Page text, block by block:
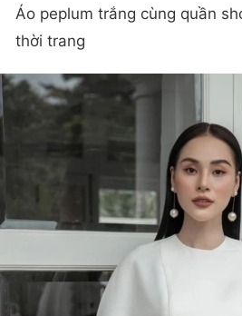
Áo peplum trắng cùng quần
thời trang